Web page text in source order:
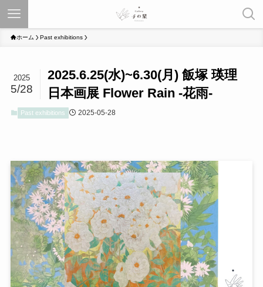
ホーム Past exhibitions
2025.6.25(水)~6.30(月) 飯塚 瑛理
日本画展 Flower Rain -花雨-
2025
5/28
Past exhibitions 2025-05-28